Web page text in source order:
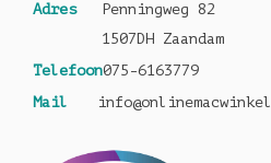
Adres
Penningweg 82
1507DH Zaandam
Telefoon075-6163779
Mail